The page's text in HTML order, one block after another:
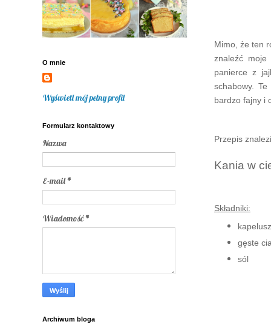
Mimo, że ten
znaleźć
panierce z
schabowy. Te
bardzo fajny i
Przepis
Kania w
Składniki:
gęste
sól
O mnie
Wyświetl mój pełny profil
Formularz kontaktowy
Nazwa
E-mail*
Wiadomość*
Archiwum bloga